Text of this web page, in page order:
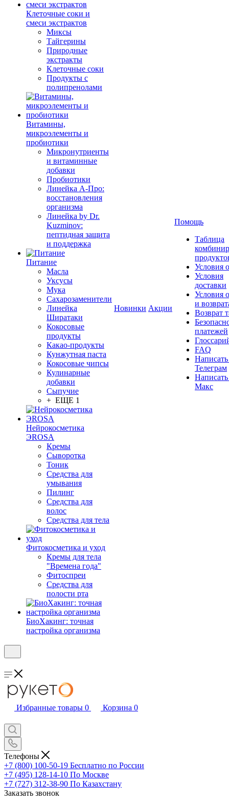
Клеточные соки и
смеси экстрактов
Миксы
Тайгерины
Природные
экстракты
Клеточные соки
Продукты с
полипренолами
Витамины,
микроэлементы и
пробиотики
Микронутриенты
и витаминные
добавки
Пробиотики
Линейка А-Про:
восстановления
организма
Линейка by Dr.
Kuzminov:
пептидная защита
и поддержка
Питание
Масла
Уксусы
Мука
Сахарозаменители
Линейка
Ширатаки
Кокосовые
продукты
Какао-продукты
Кунжутная паста
Кокосовые чипсы
Кулинарные
добавки
Сыпучие
+ ЕЩЕ 1
Нейрокосметика
ЭROSA
Кремы
Сыворотка
Тоник
Средства для
умывания
Пилинг
Средства для
волос
Средства для тела
Фитокосметика и уход
Кремы для тела
"Времена года"
Фитоспреи
Средства для
полости рта
БиоХакинг: точная
настройка организма
Новинки Акции
Помощь
Таблица
Условия
Условия
доставки
Условия
и
Возврат
платежей
FAQ
Телеграм
Макс
Избранные товары 0 Корзина 0
Телефоны
+7 (800) 100-50-19 Бесплатно по России
+7 (495) 128-14-10 По Москве
+7 (727) 312-38-90 По Казахстану
Заказать звонок